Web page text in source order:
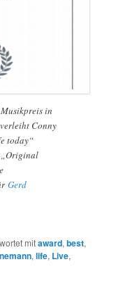
in
Conny
today“
„Original
Gerd
mitaward,best,
,life, Live,